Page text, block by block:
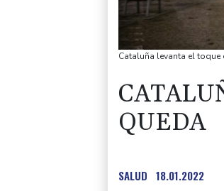
Cataluña levanta el toque
QUEDA
SALUD 18.01.2022